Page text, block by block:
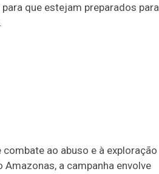
que estejam preparados para
ao abuso e à exploração
a campanha envolve